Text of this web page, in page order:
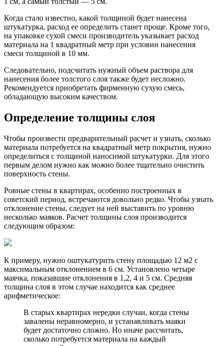
Когда стало известно, какой толщиной будет нанесена
штукатурка, расход ее определить станет проще. Кроме того,
на упаковке сухой смеси производитель указывает расход
материала на 1 квадратный метр при условии нанесения
смеси толщиной в 10 мм.
Следовательно, подсчитать нужный объем раствора для
нанесения более толстого слоя также будет несложно.
Рекомендуется приобретать фирменную сухую смесь,
обладающую высоким качеством.
Определение толщины слоя
Чтобы произвести предварительный расчет и узнать, сколько
материала потребуется на квадратный метр покрытия, нужно
определиться с толщиной наносимой штукатурки. Для этого
первым делом нужно как можно более тщательно очистить
поверхность стены.
Ровные стены в квартирах, особенно построенных в
советский период, встречаются довольно редко. Чтобы узнать
отклонение стены, следует на ней выставить по уровню
несколько маяков. Расчет толщины слоя производится
следующим образом:
К примеру, нужно оштукатурить стену площадью 12 м2 с
максимальным отклонением в 6 см. Установлено четыре
маячка, показавшие отклонения в 1,2, 4 и 5 см. Средняя
толщина слоя в этом случае находится как среднее
арифметическое:
В старых квартирах нередки случаи, когда стены
завалены неравномерно, и устанавливать маяки
будет достаточно сложно. Но иначе рассчитать,
сколько потребуется материала на каждый